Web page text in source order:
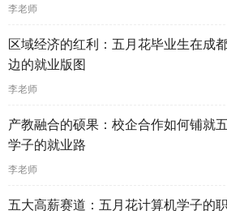
李老师
区域经济的红利：五月花毕业生在成
边的就业版图
李老师
产教融合的硕果：校企合作如何铺就
学子的就业路
李老师
五大高薪赛道：五月花计算机学子的